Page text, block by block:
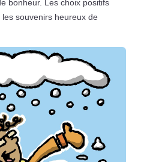
bonheur. Les choix positifs
les souvenirs heureux de